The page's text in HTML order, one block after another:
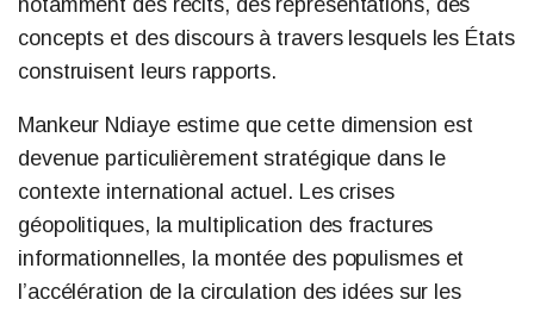
notamment des récits, des représentations, des
concepts et des discours à travers lesquels les États
construisent leurs rapports.
Mankeur Ndiaye estime que cette dimension est
devenue particulièrement stratégique dans le
contexte international actuel. Les crises
géopolitiques, la multiplication des fractures
informationnelles, la montée des populismes et
l’accélération de la circulation des idées sur les